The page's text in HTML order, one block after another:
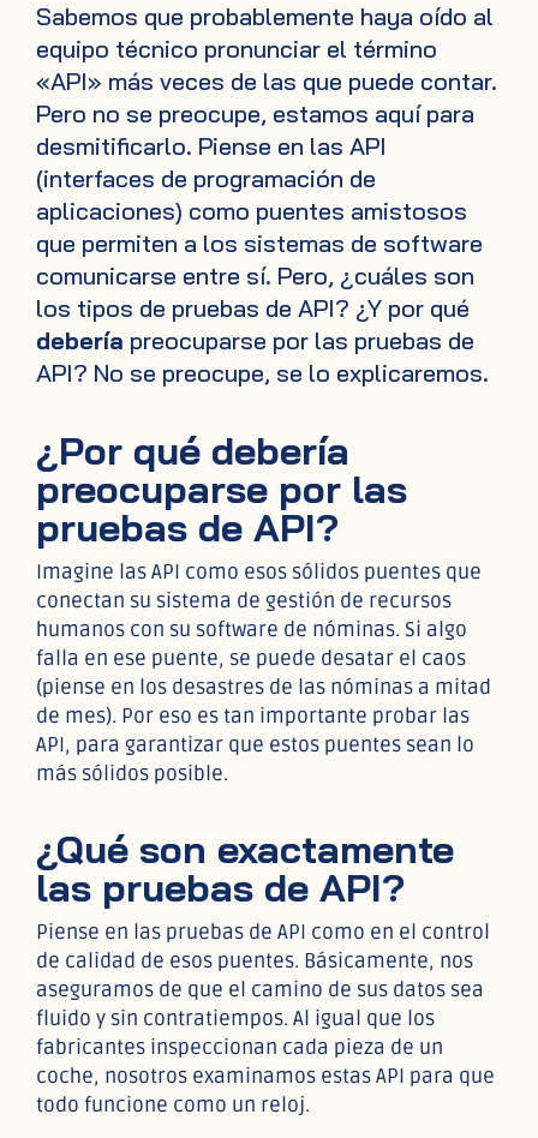
Sabemos que probablemente haya oído al
equipo técnico pronunciar el término
«API» más veces de las que puede contar.
Pero no se preocupe, estamos aquí para
desmitificarlo. Piense en las API
(interfaces de programación de
aplicaciones) como puentes amistosos
que permiten a los sistemas de software
comunicarse entre sí. Pero, ¿cuáles son
los tipos de pruebas de API? ¿Y por qué
debería preocuparse por las pruebas de
API? No se preocupe, se lo explicaremos.
¿Por qué debería
preocuparse por las
pruebas de API?
Imagine las API como esos sólidos puentes que
conectan su sistema de gestión de recursos
humanos con su software de nóminas. Si algo
falla en ese puente, se puede desatar el caos
(piense en los desastres de las nóminas a mitad
de mes). Por eso es tan importante probar las
API, para garantizar que estos puentes sean lo
más sólidos posible.
¿Qué son exactamente
las pruebas de API?
Piense en las pruebas de API como en el control
de calidad de esos puentes. Básicamente, nos
aseguramos de que el camino de sus datos sea
fluido y sin contratiempos. Al igual que los
fabricantes inspeccionan cada pieza de un
coche, nosotros examinamos estas API para que
todo funcione como un reloj.